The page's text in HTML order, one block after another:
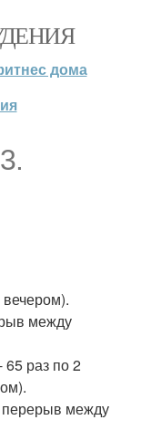
дома
между
65 раз по 2
перерыв между